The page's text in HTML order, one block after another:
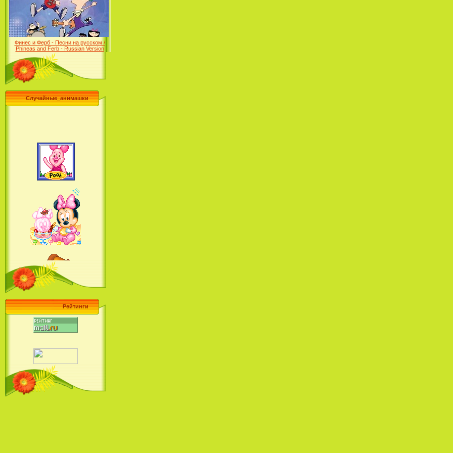
Desert (сериал) (2004)
Лило и Стич: Сериал (2
Русалочка: Начало истории
Ариэль / The Little Mermaid:
Ariel's Beginning (2008)
Наша Маша и Волшебный
Орех (2009)
Финес и Ферб - Песни на русском /
Phineas and Ferb - Russian Version
(2009-2011)
Лучшее песни из мультфильмов
Диснея / Best Of Disney [Star Edition]
(1999)
Барби поет! Коллекция песен
кинопринцесс / Barbie Sings! The
Случайные_анимашки
Рейтинги